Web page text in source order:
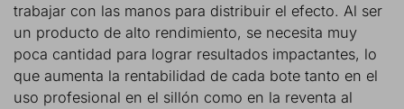
trabajar con las manos para distribuir el efecto. Al ser
un producto de alto rendimiento, se necesita muy
poca cantidad para lograr resultados impactantes, lo
que aumenta la rentabilidad de cada bote tanto en el
uso profesional en el sillón como en la reventa al